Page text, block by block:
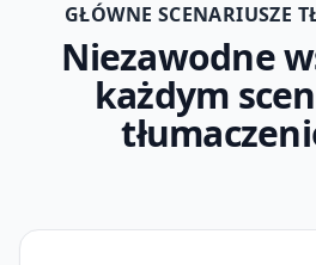
GŁÓWNE SCENARIUSZE
Niezawodne
każdym